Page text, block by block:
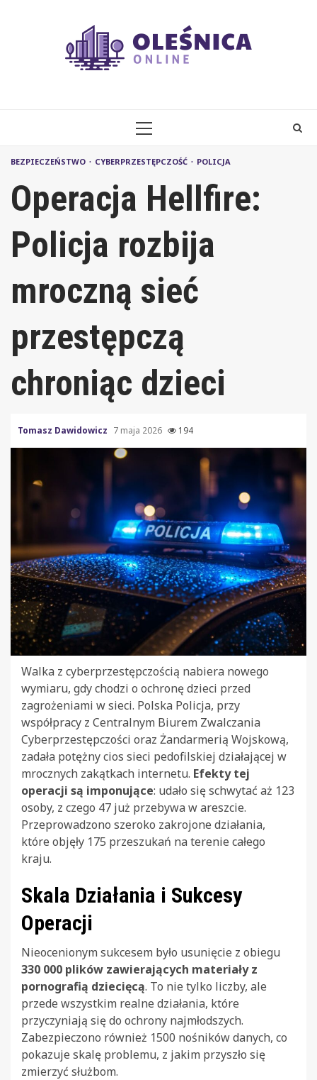
PRIMARY
BEZPIECZEŃSTWO CYBERPRZESTĘPCZOŚĆ POLICJA
Operacja Hellfire:
Policja rozbija
mroczną sieć
przestępczą
chroniąc dzieci
Tomasz Dawidowicz 7 maja 2026 194
Walka z cyberprzestępczością nabiera nowego
wymiaru, gdy chodzi o ochronę dzieci przed
zagrożeniami w sieci. Polska Policja, przy
współpracy z Centralnym Biurem Zwalczania
Cyberprzestępczości oraz Żandarmerią Wojskową,
zadała potężny cios sieci pedofilskiej działającej w
mrocznych zakątkach internetu. Efekty tej
operacji są imponujące: udało się schwytać aż 123
osoby, z czego 47 już przebywa w areszcie.
Przeprowadzono szeroko zakrojone działania,
które objęły 175 przeszukań na terenie całego
kraju.
Skala Działania i Sukcesy
Operacji
Nieocenionym sukcesem było usunięcie z obiegu
330 000 plików zawierających materiały z
pornografią dziecięcą. To nie tylko liczby, ale
przede wszystkim realne działania, które
przyczyniają się do ochrony najmłodszych.
Zabezpieczono również 1500 nośników danych, co
pokazuje skalę problemu, z jakim przyszło się
zmierzyć służbom.